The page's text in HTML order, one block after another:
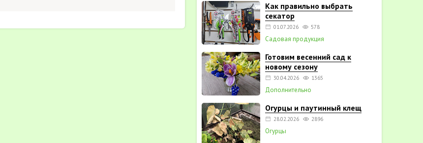
Как правильно выбрать
секатор
01.07.2026 578
Садовая продукция
Готовим весенний сад к
новому сезону
30.04.2026 1365
Дополнительно
Огурцы и паутинный клещ
28.02.2026 2896
Огурцы